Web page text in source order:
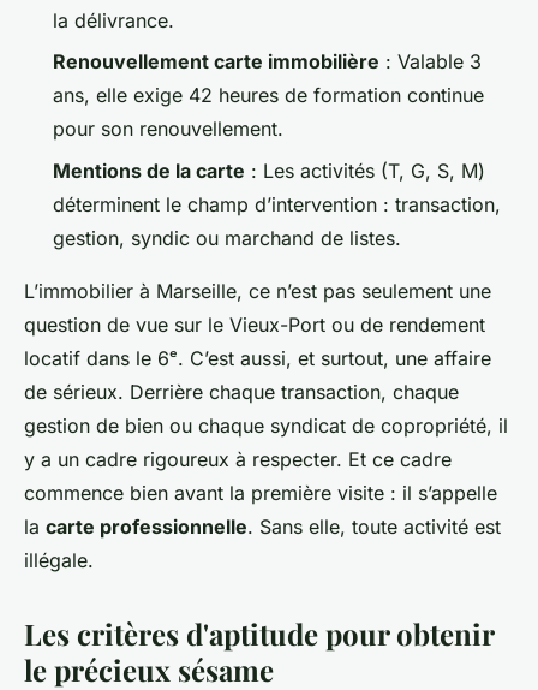
la délivrance.
Renouvellement carte immobilière : Valable 3
ans, elle exige 42 heures de formation continue
pour son renouvellement.
Mentions de la carte : Les activités (T, G, S, M)
déterminent le champ d’intervention : transaction,
gestion, syndic ou marchand de listes.
L’immobilier à Marseille, ce n’est pas seulement une
question de vue sur le Vieux-Port ou de rendement
locatif dans le 6ᵉ. C’est aussi, et surtout, une affaire
de sérieux. Derrière chaque transaction, chaque
gestion de bien ou chaque syndicat de copropriété, il
y a un cadre rigoureux à respecter. Et ce cadre
commence bien avant la première visite : il s’appelle
la carte professionnelle. Sans elle, toute activité est
illégale.
Les critères d'aptitude pour obtenir
le précieux sésame